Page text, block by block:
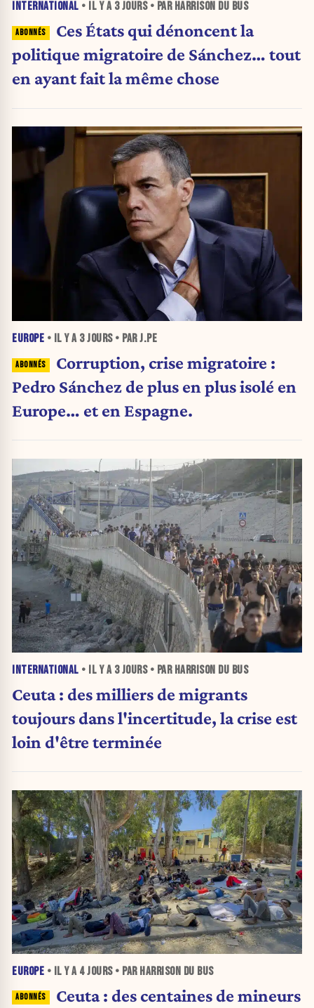
INTERNATIONAL • IL Y A 3 JOURS• PAR HARRISON DU BUS
Ces États qui dénoncent la
politique migratoire de Sánchez… tout
en ayant fait la même chose
EUROPE • IL Y A 3 JOURS• PAR J.PE
Corruption, crise migratoire :
Pedro Sánchez de plus en plus isolé en
Europe… et en Espagne.
INTERNATIONAL • IL Y A 3 JOURS• PAR HARRISON DU BUS
Ceuta : des milliers de migrants
toujours dans l'incertitude, la crise est
loin d'être terminée
EUROPE • IL Y A 4 JOURS• PAR HARRISON DU BUS
Ceuta : des centaines de mineurs